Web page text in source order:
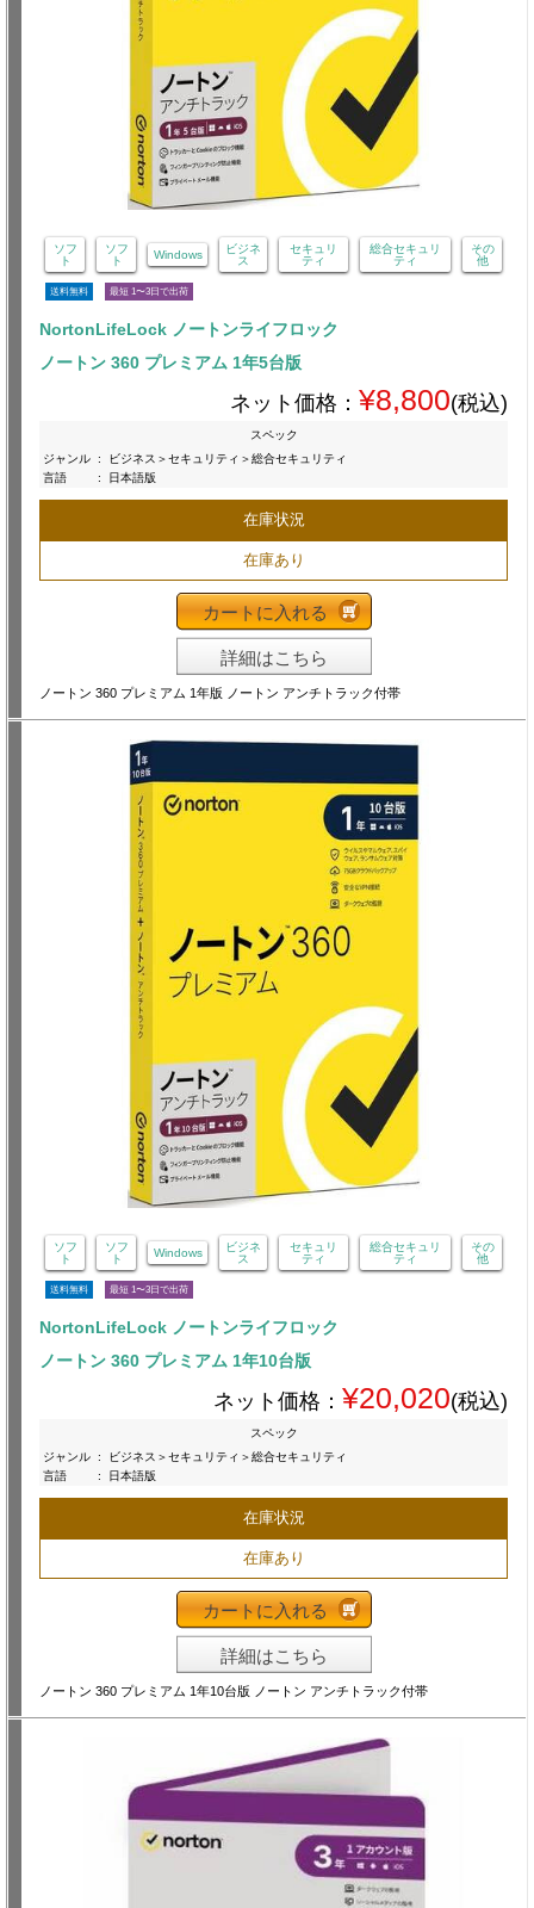
ソフ
ト
ソフ
ト
Windows
ビジネ
ス
セキュリ
ティ
総合セキュリ
ティ
その
他
送料無料 最短 1〜3日で出荷
NortonLifeLock ノートンライフロック
ノートン 360 プレミアム 1年5台版
ネット価格： ¥8,800(税込)
スペック
ジャンル :
ビジネス＞セキュリティ＞総合セキュリティ
言語
: 日本語版
在庫状況
在庫あり
カートに入れる
詳細はこちら
ノートン 360 プレミアム 1年版 ノートン アンチトラック付帯
ソフ
ト
ソフ
ト
Windows
ビジネ
ス
セキュリ
ティ
総合セキュリ
ティ
その
他
送料無料 最短 1〜3日で出荷
NortonLifeLock ノートンライフロック
ノートン 360 プレミアム 1年10台版
ネット価格： ¥20,020(税込)
スペック
ジャンル :
ビジネス＞セキュリティ＞総合セキュリティ
言語
: 日本語版
在庫状況
在庫あり
カートに入れる
詳細はこちら
ノートン 360 プレミアム 1年10台版 ノートン アンチトラック付帯